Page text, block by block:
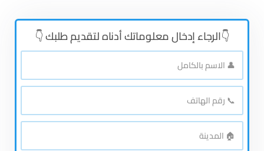
👇الرجاء إدخال معلوماتك أدناه لتقديم طلبك 👇
👤
الاسم
بالكامل*
📞
رقم
الهاتف*
🏠
المدينة*